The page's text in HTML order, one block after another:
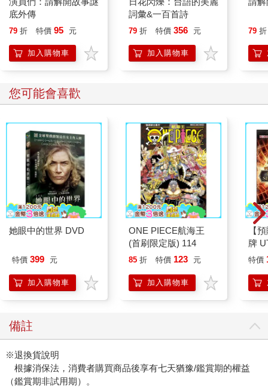
底外傳
79 折 特價 95 元
加入購物車
詞彙&一百首詩
79 折 特價 356 元
加入購物車
79 折
您可能會喜歡
她眼中的世界 DVD
特價 399 元
加入購物車
ONE PIECE航海王
(首刷限定版) 114
85 折 特價 123 元
加入購物車
【
牌
日
特價
備註
※退換貨說明
根據消保法，消費者購買商品後享有七天猶豫/鑑賞期的權益
（鑑賞期非試用期）。